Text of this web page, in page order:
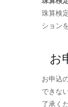
珠算検
ション
お
お申込
できな
了承く